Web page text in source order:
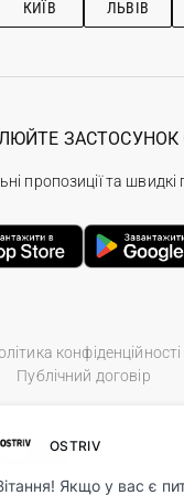
КИЇВ ЛЬВІВ
конфіденційності
Публічний договір
ЗАСТОСУНОК
пропозиції та швидкі